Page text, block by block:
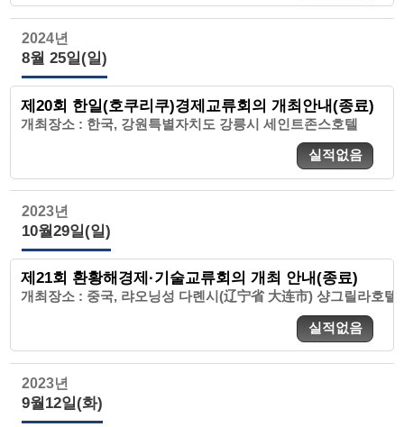
2024년
8월 25일(일)
제20회 한일(호쿠리쿠)경제교류회의 개최안내(종료)
개최장소 : 한국, 강원특별자치도 강릉시 세인트존스호텔
실적없음
2023년
10월29일(일)
제21회 환황해경제·기술교류회의 개최 안내(종료)
개최장소 : 중국, 랴오닝성 다롄시(辽宁省 大连市) 샹그릴라호텔
실적없음
2023년
9월12일(화)